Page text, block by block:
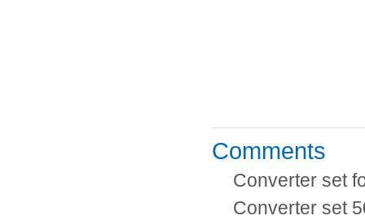
Comments
Converter set
Converter set